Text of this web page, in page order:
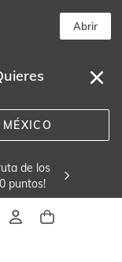
Abrir
MÉXICO
de los
puntos!